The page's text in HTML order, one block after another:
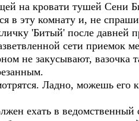
на кровати тушей Сени
в эту комнату и, не
'Битый' после давней
сети приемок
не закусывают, вазочка
Ладно, можешь его
ехать в